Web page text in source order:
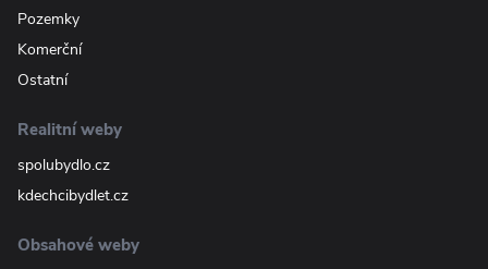
Pozemky
Komerční
Ostatní
Realitní weby
spolubydlo.cz
kdechcibydlet.cz
Obsahové weby